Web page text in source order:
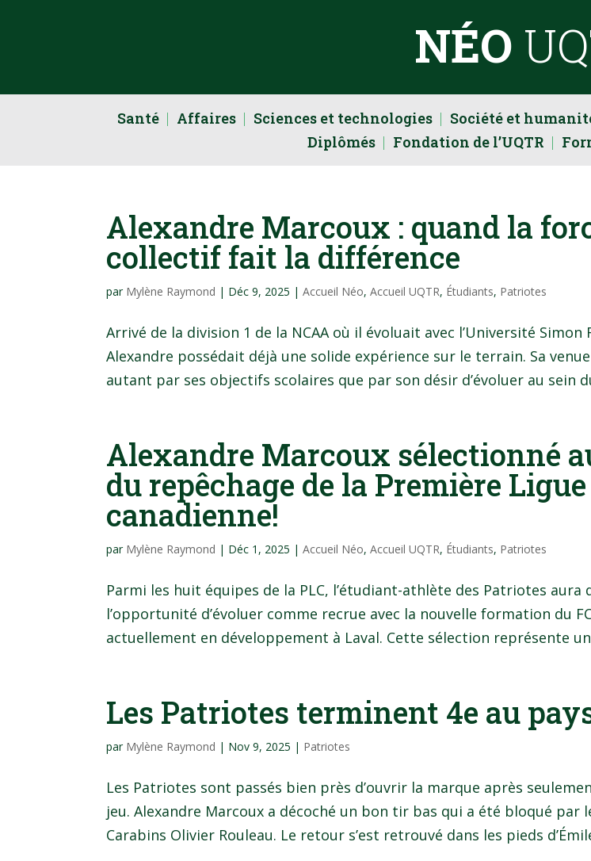
NÉO
Santé Affaires Sciences et technologies Société et
Diplômés
Fondation de l’UQTR
Alexandre Marcoux : quand la
collectif fait la différence
par Mylène Raymond | Déc 9, 2025 |Accueil Néo,Accueil UQTR, Étudiants, Patriotes
Arrivé de la division 1 de la NCAA où il évoluait avec l’Université Simon
Alexandre possédait déjà une solide expérience sur le terrain. Sa venue
autant par ses objectifs scolaires que par son désir d’évoluer au sein
Alexandre Marcoux sélectionné
du repêchage de la Première Ligue
canadienne!
par Mylène Raymond | Déc 1, 2025 |Accueil Néo,Accueil UQTR, Étudiants, Patriotes
Parmi les huit équipes de la PLC, l’étudiant-athlète des Patriotes aura
l’opportunité d’évoluer comme recrue avec la nouvelle formation du
actuellement en développement à Laval. Cette sélection représente
Les Patriotes terminent 4e au
par Mylène Raymond | Nov 9, 2025 | Patriotes
Les Patriotes sont passés bien près d’ouvrir la marque après
jeu. Alexandre Marcoux a décoché un bon tir bas qui a été bloqué par
Carabins Olivier Rouleau. Le retour s’est retrouvé dans les pieds